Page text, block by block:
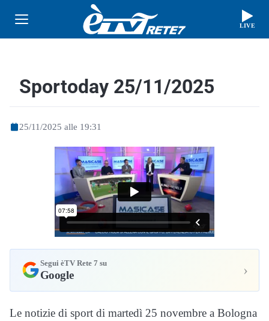
LIVE
Sportoday 25/11/2025
25/11/2025 alle 19:31
Segui èTV Rete 7 su
Google ›
Le notizie di sport di martedì 25 novembre a Bologna